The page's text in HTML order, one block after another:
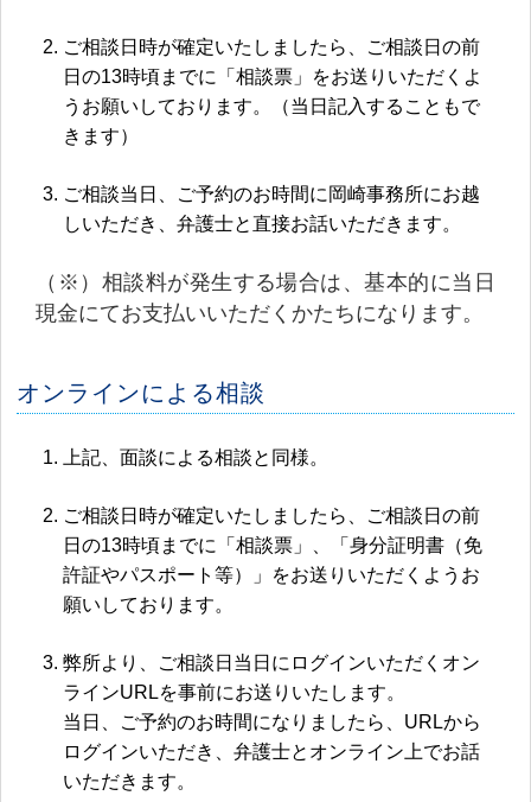
ご相談日時が確定いたしましたら、ご相談日の前
日の13時頃までに「相談票」をお送りいただくよ
うお願いしております。（当日記入することもで
きます）
ご相談当日、ご予約のお時間に岡崎事務所にお越
しいただき、弁護士と直接お話いただきます。
（※）相談料が発生する場合は、基本的に当日
現金にてお支払いいただくかたちになります。
オンラインによる相談
上記、面談による相談と同様。
ご相談日時が確定いたしましたら、ご相談日の前
日の13時頃までに「相談票」、「身分証明書（免
許証やパスポート等）」をお送りいただくようお
願いしております。
弊所より、ご相談日当日にログインいただくオン
ラインURLを事前にお送りいたします。
当日、ご予約のお時間になりましたら、URLから
ログインいただき、弁護士とオンライン上でお話
いただきます。